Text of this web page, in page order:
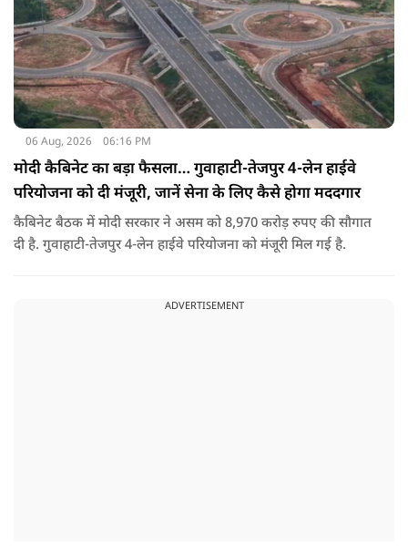
06 Aug, 2026 06:16 PM
मोदी कैबिनेट का बड़ा फैसला… गुवाहाटी-तेजपुर 4-लेन हाईवे
परियोजना को दी मंजूरी, जानें सेना के लिए कैसे होगा मददगार
कैबिनेट बैठक में मोदी सरकार ने असम को 8,970 करोड़ रुपए की सौगात
दी है. गुवाहाटी-तेजपुर 4-लेन हाईवे परियोजना को मंजूरी मिल गई है.
ADVERTISEMENT